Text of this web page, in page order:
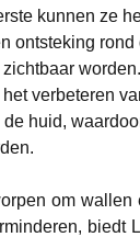
kunnen ze
ontsteking
verbeteren
huid,
om
biedt